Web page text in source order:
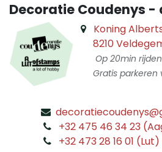
Decoratie Coudenys -
Koning
8210
Op 20min
Gratis parkeren
+32 475 46 34 23
+32 473 28 16 01 (Lut)